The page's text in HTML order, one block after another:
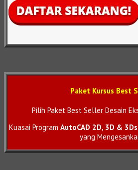
Paket Kursus Best
Pilih Paket Best Seller Desain
Kuasai Program AutoCAD 2D, 3D &
yang